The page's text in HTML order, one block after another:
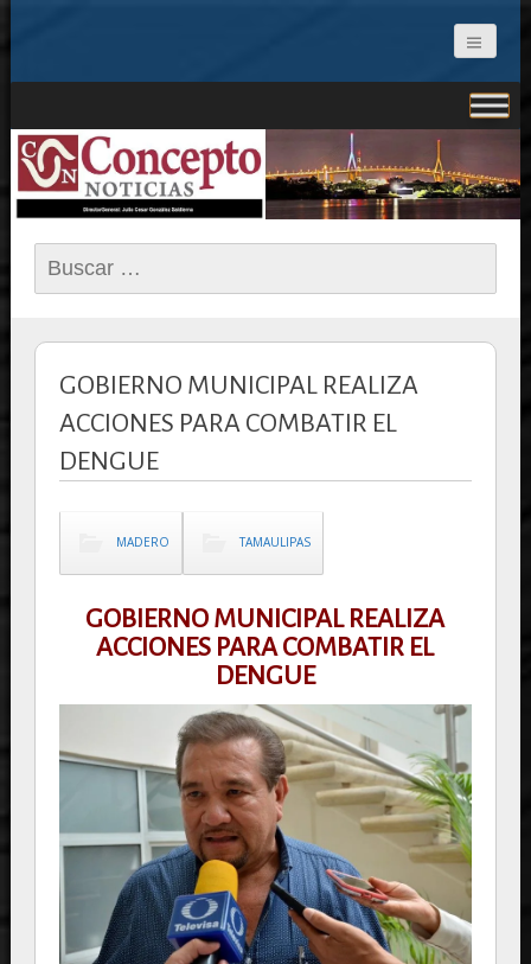
CONCEPTO NOTICIAS
Buscar:
GOBIERNO MUNICIPAL REALIZA
ACCIONES PARA COMBATIR EL
DENGUE
MADERO TAMAULIPAS
GOBIERNO MUNICIPAL REALIZA
ACCIONES PARA COMBATIR EL
DENGUE